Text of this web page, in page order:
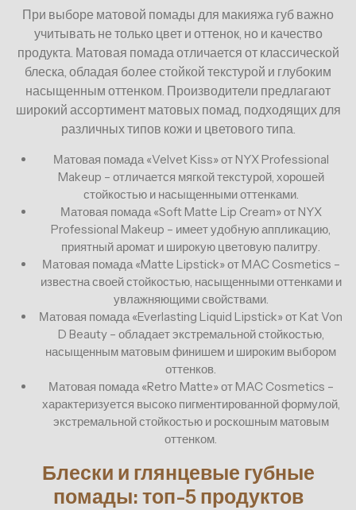
При выборе матовой помады для макияжа губ важно
учитывать не только цвет и оттенок, но и качество
продукта. Матовая помада отличается от классической
блеска, обладая более стойкой текстурой и глубоким
насыщенным оттенком. Производители предлагают
широкий ассортимент матовых помад, подходящих для
различных типов кожи и цветового типа.
Матовая помада «Velvet Kiss» от NYX Professional
Makeup – отличается мягкой текстурой, хорошей
стойкостью и насыщенными оттенками.
Матовая помада «Soft Matte Lip Cream» от NYX
Professional Makeup – имеет удобную аппликацию,
приятный аромат и широкую цветовую палитру.
Матовая помада «Matte Lipstick» от MAC Cosmetics –
известна своей стойкостью, насыщенными оттенками и
увлажняющими свойствами.
Матовая помада «Everlasting Liquid Lipstick» от Kat Von
D Beauty – обладает экстремальной стойкостью,
насыщенным матовым финишем и широким выбором
оттенков.
Матовая помада «Retro Matte» от MAC Cosmetics –
характеризуется высоко пигментированной формулой,
экстремальной стойкостью и роскошным матовым
оттенком.
Блески и глянцевые губные
помады: топ-5 продуктов